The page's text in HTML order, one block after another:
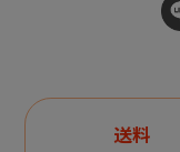
送料